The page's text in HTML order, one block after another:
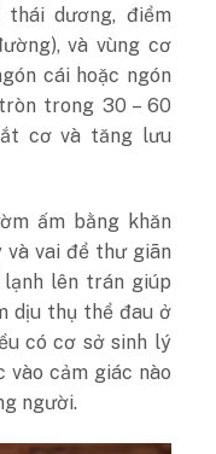
dương, điểm
và vùng cơ
cái hoặc ngón
trong 30 – 60
cơ và tăng lưu
ấm bằng khăn
và vai để thư giãn
lên trán giúp
dịu thụ thể đau ở
có cơ sở sinh lý
vào cảm giác nào
người.